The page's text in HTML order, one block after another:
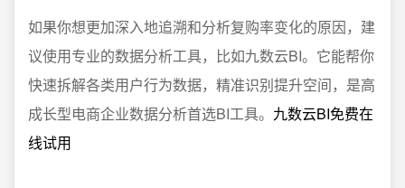
如果你想更加深入地追溯和分析复购率变化的原因，建
议使用专业的数据分析工具，比如九数云BI。它能帮你
快速拆解各类用户行为数据，精准识别提升空间，是高
成长型电商企业数据分析首选BI工具。 九数云BI免费在
线试用